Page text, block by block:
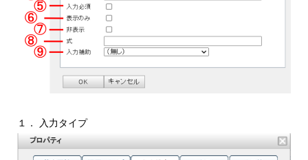
１． 入力タイプ